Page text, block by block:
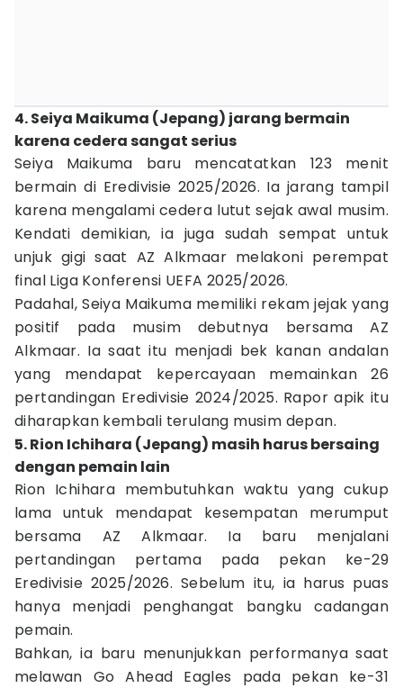
4. Seiya Maikuma (Jepang) jarang bermain
karena cedera sangat serius
Seiya Maikuma baru mencatatkan 123 menit
bermain di Eredivisie 2025/2026. Ia jarang tampil
karena mengalami cedera lutut sejak awal musim.
Kendati demikian, ia juga sudah sempat untuk
unjuk gigi saat AZ Alkmaar melakoni perempat
final Liga Konferensi UEFA 2025/2026.
Padahal, Seiya Maikuma memiliki rekam jejak yang
positif pada musim debutnya bersama AZ
Alkmaar. Ia saat itu menjadi bek kanan andalan
yang mendapat kepercayaan memainkan 26
pertandingan Eredivisie 2024/2025. Rapor apik itu
diharapkan kembali terulang musim depan.
5. Rion Ichihara (Jepang) masih harus bersaing
dengan pemain lain
Rion Ichihara membutuhkan waktu yang cukup
lama untuk mendapat kesempatan merumput
bersama AZ Alkmaar. Ia baru menjalani
pertandingan pertama pada pekan ke-29
Eredivisie 2025/2026. Sebelum itu, ia harus puas
hanya menjadi penghangat bangku cadangan
pemain.
Bahkan, ia baru menunjukkan performanya saat
melawan Go Ahead Eagles pada pekan ke-31